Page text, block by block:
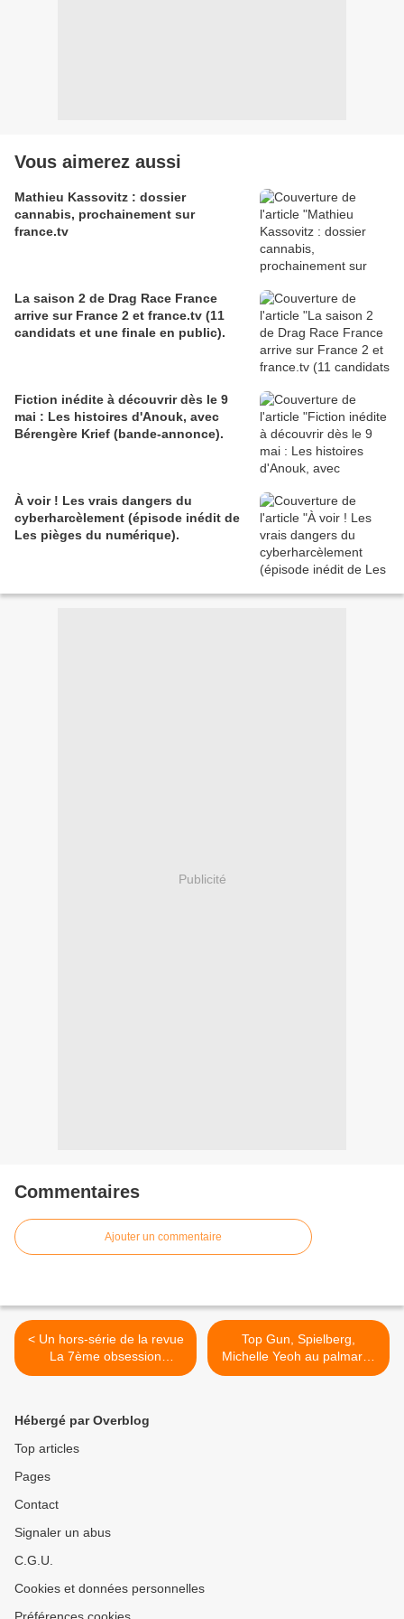
Vous aimerez aussi
Mathieu Kassovitz : dossier
cannabis, prochainement sur
france.tv
La saison 2 de Drag Race France
arrive sur France 2 et france.tv (11
candidats et une finale en public).
Fiction inédite à découvrir dès le 9
mai : Les histoires d'Anouk, avec
Bérengère Krief (bande-annonce).
À voir ! Les vrais dangers du
cyberharcèlement (épisode inédit de
Les pièges du numérique).
Publicité
Commentaires
Ajouter un commentaire
< Un hors-série de la revue
La 7ème obsession
consacré, dès ce jeudi, aux
Top Gun, Spielberg,
Michelle Yeoh au palmarès
des National Board of
Hébergé par Overblog
Top articles
Pages
Contact
Signaler un abus
C.G.U.
Cookies et données personnelles